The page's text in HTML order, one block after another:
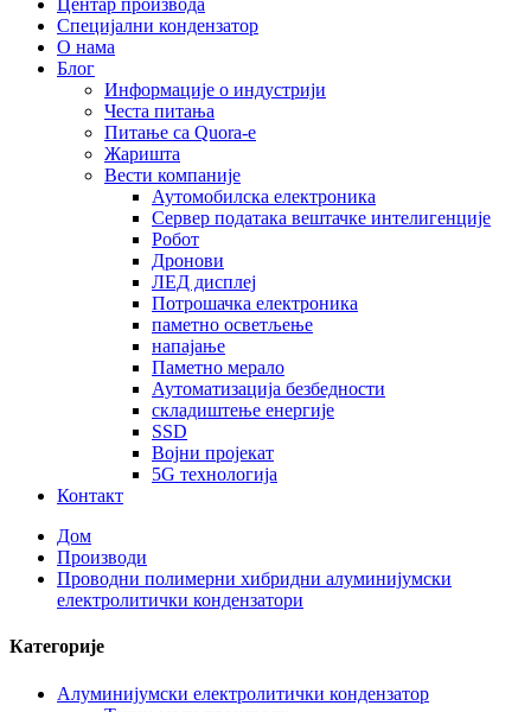
Центар производа
Специјални кондензатор
О нама
Блог
Информације о индустрији
Честа питања
Питање са Quora-е
Жаришта
Вести компаније
Аутомобилска електроника
Сервер података вештачке интелигенције
Робот
Дронови
ЛЕД дисплеј
Потрошачка електроника
паметно осветљење
напајање
Паметно мерало
Аутоматизација безбедности
складиштење енергије
SSD
Војни пројекат
5G технологија
Контакт
Дом
Производи
Проводни полимерни хибридни алуминијумски
електролитички кондензатори
Категорије
Алуминијумски електролитички кондензатор